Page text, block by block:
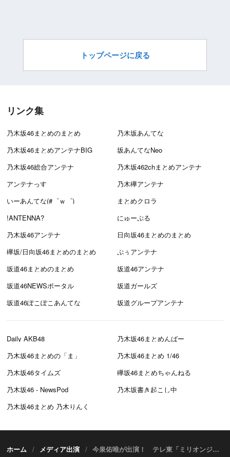
トップページに戻る
リンク集
乃木坂46まとめのまとめ
乃木坂あんてな
乃木坂46まとめアンテナBIG
坂あんてなNeo
乃木坂46総合アンテナ
乃木坂462chまとめアンテナ
アンテナっす
乃木欅アンテナ
いーあんてな(#゜ｗ゜)
まとめクロラ
!ANTENNA?
にゅーぷる
乃木坂46アンテナ
日向坂46まとめのまとめ
欅坂/日向坂46まとめのまとめ
ぷぅアンテナ
坂道46まとめのまとめ
坂道46アンテナ
坂道46NEWSポータル
坂道ガールズ
坂道46ぽこぽこあんてな
坂道グループアンテナ
Daily AKB48
乃木坂46まとめんばー
乃木坂46まとめの「ま」
乃木坂46まとめ 1/46
乃木坂46タイムズ
欅坂46まとめちゃんねる
乃木坂46 - NewsPod
乃木坂書き起こし中
乃木坂46まとめ 乃木りんく
ホーム メディア出演 今泉佑唯が出演！ テレ東「ミリオンジョー」第6話【11/13 25:35～】